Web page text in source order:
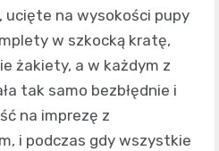
ucięte na wysokości pupy
w szkocką kratę,
żakiety, a w każdym z
tak samo bezbłędnie i
na imprezę z
i podczas gdy wszystkie